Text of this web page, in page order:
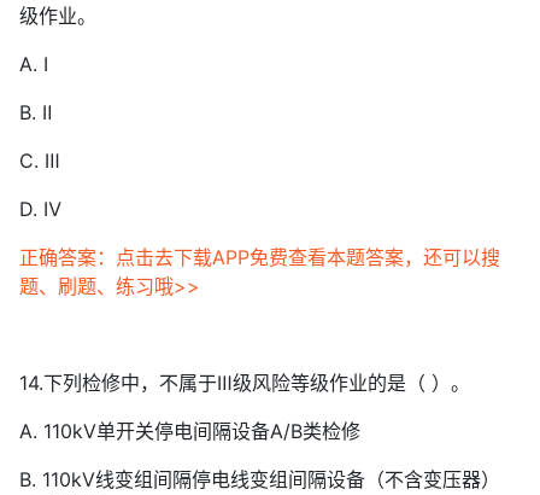
级作业。
A. Ⅰ
B. Ⅱ
C. Ⅲ
D. Ⅳ
正确答案：点击去下载APP免费查看本题答案，还可以搜
题、刷题、练习哦>>
14.下列检修中，不属于Ⅲ级风险等级作业的是（ ）。
A. 110kV单开关停电间隔设备A/B类检修
B. 110kV线变组间隔停电线变组间隔设备（不含变压器）